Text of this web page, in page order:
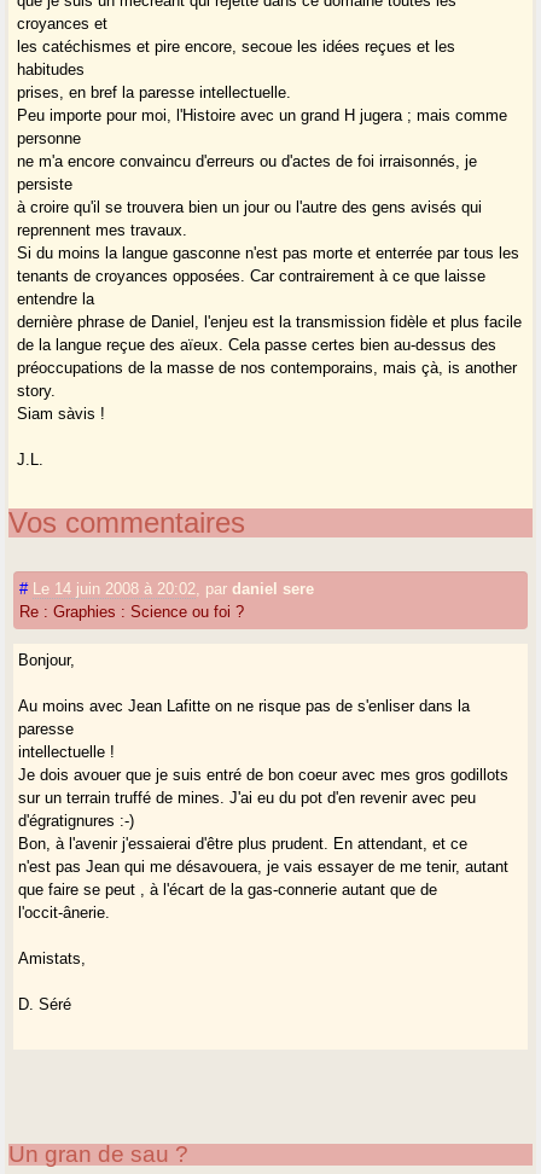
croyances et
les catéchismes et pire encore, secoue les idées reçues et les
habitudes
prises, en bref la paresse intellectuelle.
Peu importe pour moi, l'Histoire avec un grand H jugera ; mais comme
personne
ne m'a encore convaincu d'erreurs ou d'actes de foi irraisonnés, je
persiste
à croire qu'il se trouvera bien un jour ou l'autre des gens avisés qui
reprennent mes travaux.
Si du moins la langue gasconne n'est pas morte et enterrée par tous les
tenants de croyances opposées. Car contrairement à ce que laisse
entendre la
dernière phrase de Daniel, l'enjeu est la transmission fidèle et plus facile
de la langue reçue des aïeux. Cela passe certes bien au-dessus des
préoccupations de la masse de nos contemporains, mais çà, is another
story.
Siam sàvis !
J.L.
Vos commentaires
# Le 14 juin 2008 à 20:02 pardaniel sere
Re : Graphies : Science ou foi ?
Bonjour,
Au moins avec Jean Lafitte on ne risque pas de s'enliser dans la
paresse
intellectuelle !
Je dois avouer que je suis entré de bon coeur avec mes gros godillots
sur un terrain truffé de mines. J'ai eu du pot d'en revenir avec peu
d'égratignures :-)
Bon, à l'avenir j'essaierai d'être plus prudent. En attendant, et ce
n'est pas Jean qui me désavouera, je vais essayer de me tenir, autant
que faire se peut , à l'écart de la gas-connerie autant que de
l'occit-ânerie.
Amistats,
D. Séré
Un gran de sau ?